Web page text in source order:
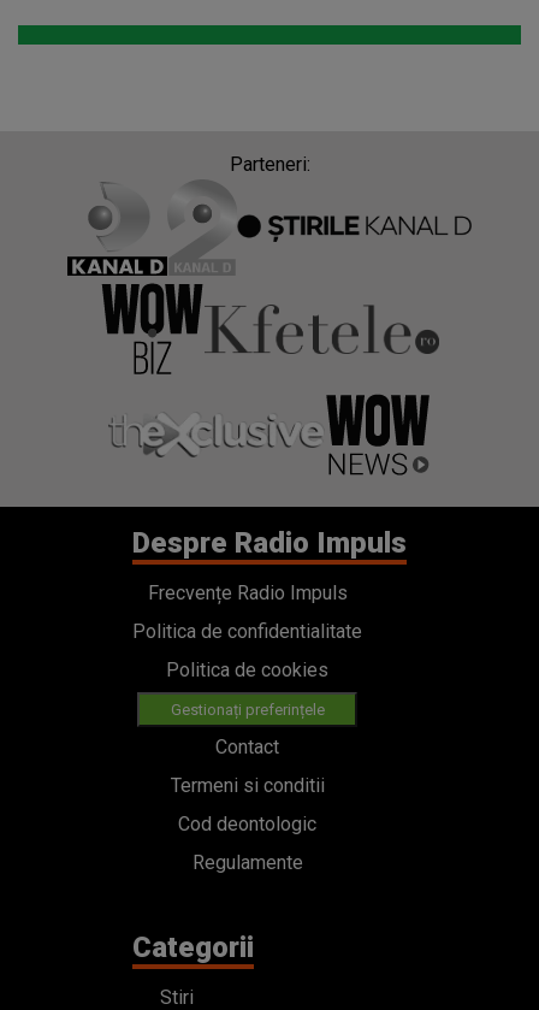
Parteneri:
Despre Radio Impuls
Frecvențe Radio Impuls
Politica de confidentialitate
Politica de cookies
Gestionați preferințele
Contact
Termeni si conditii
Cod deontologic
Regulamente
Categorii
Stiri